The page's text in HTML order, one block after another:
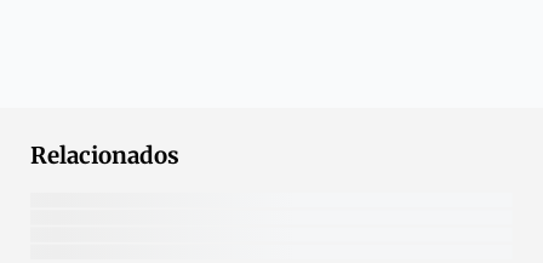
Relacionados